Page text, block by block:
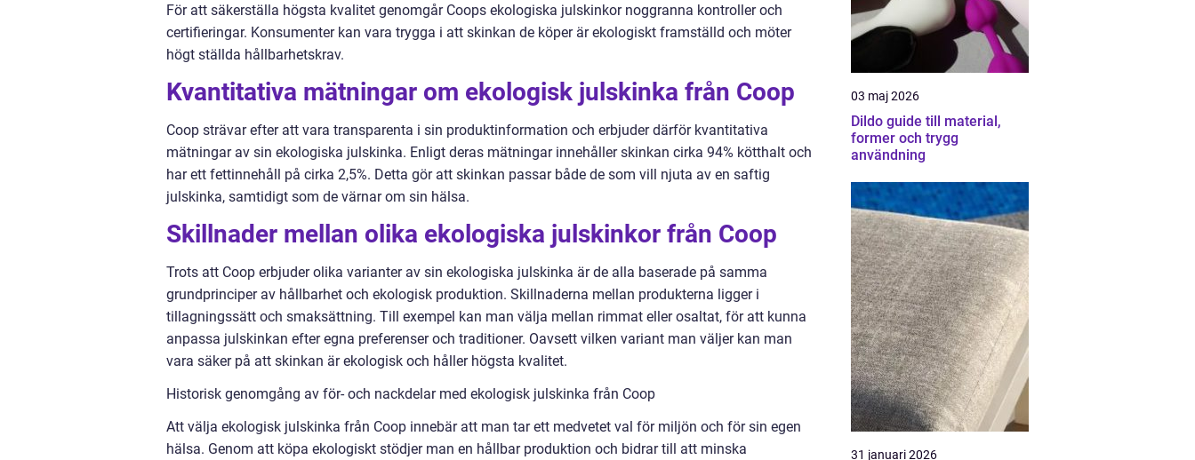
För att säkerställa högsta kvalitet genomgår Coops ekologiska julskinkor noggranna kontroller och
certifieringar. Konsumenter kan vara trygga i att skinkan de köper är ekologiskt framställd och möter
högt ställda hållbarhetskrav.
Kvantitativa mätningar om ekologisk julskinka från Coop
Coop strävar efter att vara transparenta i sin produktinformation och erbjuder därför kvantitativa
mätningar av sin ekologiska julskinka. Enligt deras mätningar innehåller skinkan cirka 94% kötthalt och
har ett fettinnehåll på cirka 2,5%. Detta gör att skinkan passar både de som vill njuta av en saftig
julskinka, samtidigt som de värnar om sin hälsa.
Skillnader mellan olika ekologiska julskinkor från Coop
Trots att Coop erbjuder olika varianter av sin ekologiska julskinka är de alla baserade på samma
grundprinciper av hållbarhet och ekologisk produktion. Skillnaderna mellan produkterna ligger i
tillagningssätt och smaksättning. Till exempel kan man välja mellan rimmat eller osaltat, för att kunna
anpassa julskinkan efter egna preferenser och traditioner. Oavsett vilken variant man väljer kan man
vara säker på att skinkan är ekologisk och håller högsta kvalitet.
Historisk genomgång av för- och nackdelar med ekologisk julskinka från Coop
Att välja ekologisk julskinka från Coop innebär att man tar ett medvetet val för miljön och för sin egen
hälsa. Genom att köpa ekologiskt stödjer man en hållbar produktion och bidrar till att minska
03 maj 2026
Dildo guide till material,
former och trygg
användning
31 januari 2026